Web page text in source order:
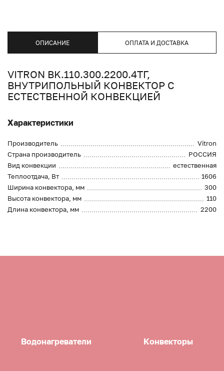
ОПИСАНИЕ ОПЛАТА И ДОСТАВКА
VITRON BK.110.300.2200.4ТГ,
ВНУТРИПОЛЬНЫЙ КОНВЕКТОР С
ЕСТЕСТВЕННОЙ КОНВЕКЦИЕЙ
Характеристики
Производитель
Vitron
Страна производитель
РОССИЯ
Вид конвекции
естественная
Теплоотдача, Вт
1606
Ширина конвектора, мм
300
Высота конвектора, мм
110
Длина конвектора, мм
2200
Водонагреватели Конвекторы